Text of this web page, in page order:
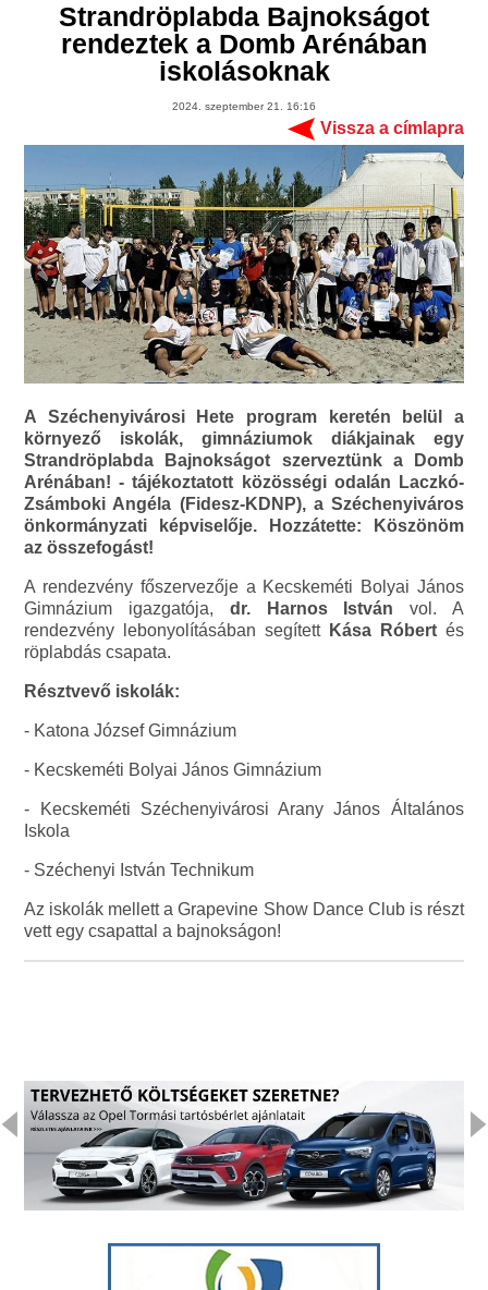
Strandröplabda Bajnokságot
rendeztek a Domb Arénában
iskolásoknak
2024. szeptember 21. 16:16
Vissza a címlapra
A Széchenyivárosi Hete program keretén belül a
környező iskolák, gimnáziumok diákjainak egy
Strandröplabda Bajnokságot szerveztünk a Domb
Arénában! - tájékoztatott közösségi odalán Laczkó-
Zsámboki Angéla (Fidesz-KDNP), a Széchenyiváros
önkormányzati képviselője. Hozzátette: Köszönöm
az összefogást!
A rendezvény főszervezője a Kecskeméti Bolyai János
Gimnázium igazgatója, dr. Harnos István vol. A
rendezvény lebonyolításában segített Kása Róbertés
röplabdás csapata.
Résztvevő iskolák:
- Katona József Gimnázium
- Kecskeméti Bolyai János Gimnázium
- Kecskeméti Széchenyivárosi Arany János Általános
Iskola
- Széchenyi István Technikum
Az iskolák mellett a Grapevine Show Dance Club is részt
vett egy csapattal a bajnokságon!